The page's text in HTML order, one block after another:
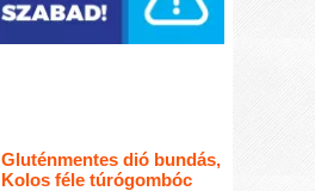
Gluténmentes dió bundás,
Kolos féle túrógombóc